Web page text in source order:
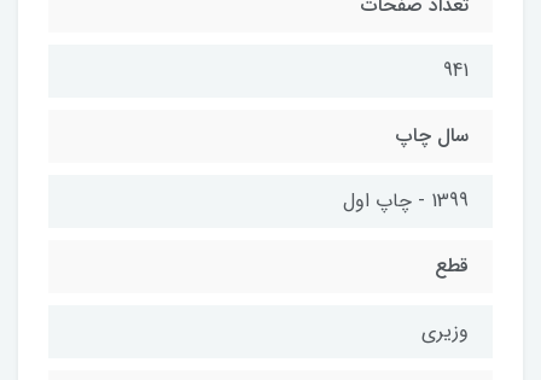
941
سال چاپ
1399 - چاپ اول
قطع
وزیری